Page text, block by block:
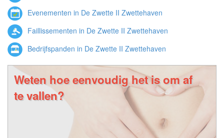
Evenementen in De Zwette II Zwettehaven
Faillissementen in De Zwette II Zwettehaven
Bedrijfspanden in De Zwette II Zwettehaven
Weten hoe eenvoudig het is om af
te vallen?